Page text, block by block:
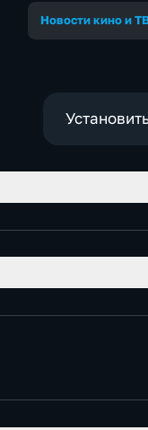
Новости кино и